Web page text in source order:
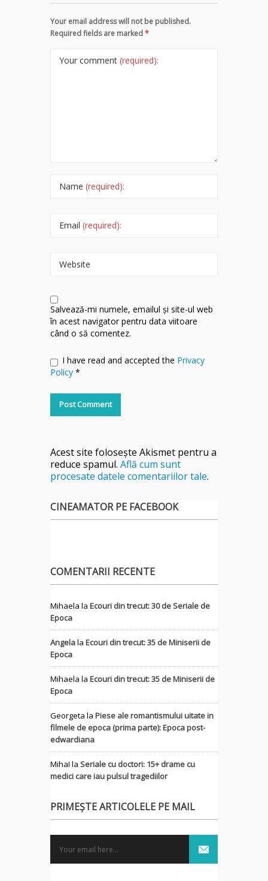
Your email address will not be published.
Required fields are marked*
Your comment (required):
Name (required):
Email (required):
Website
Salvează-mi numele, emailul și site-ul web
în acest navigator pentru data viitoare
când o să comentez.
I have read and accepted the Privacy
Policy *
Acest site folosește Akismet pentru a
reduce spamul. Află cum sunt
procesate datele comentariilor tale.
CINEAMATOR PE FACEBOOK
COMENTARII RECENTE
Mihaela la Ecouri din trecut: 30 de Seriale de
Epoca
Angelala Ecouri din trecut: 35 de Miniserii de
Epoca
Mihaela la Ecouri din trecut: 35 de Miniserii de
Epoca
Georgeta la Piese ale romantismului uitate in
filmele de epoca (prima parte): Epoca post-
edwardiana
MihaI la Seriale cu doctori: 15+ drame cu
medici care iau pulsul tragediilor
PRIMEȘTE ARTICOLELE PE MAIL